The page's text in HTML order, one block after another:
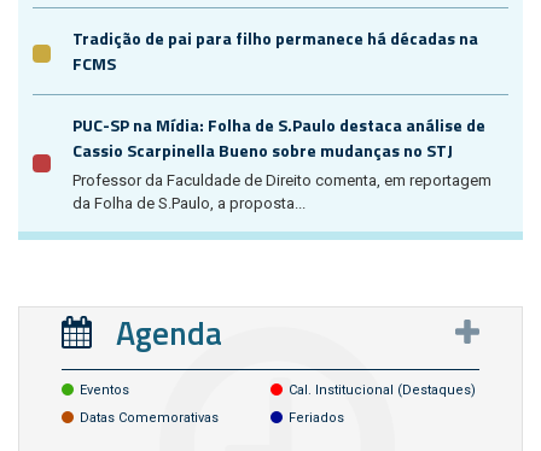
Tradição de pai para filho permanece há décadas na
FCMS
PUC-SP na Mídia: Folha de S.Paulo destaca análise de
Cassio Scarpinella Bueno sobre mudanças no STJ
Professor da Faculdade de Direito comenta, em reportagem
da Folha de S.Paulo, a proposta...
Agenda
Eventos
Cal. Institucional (destaques)
Datas Comemorativas
Feriados